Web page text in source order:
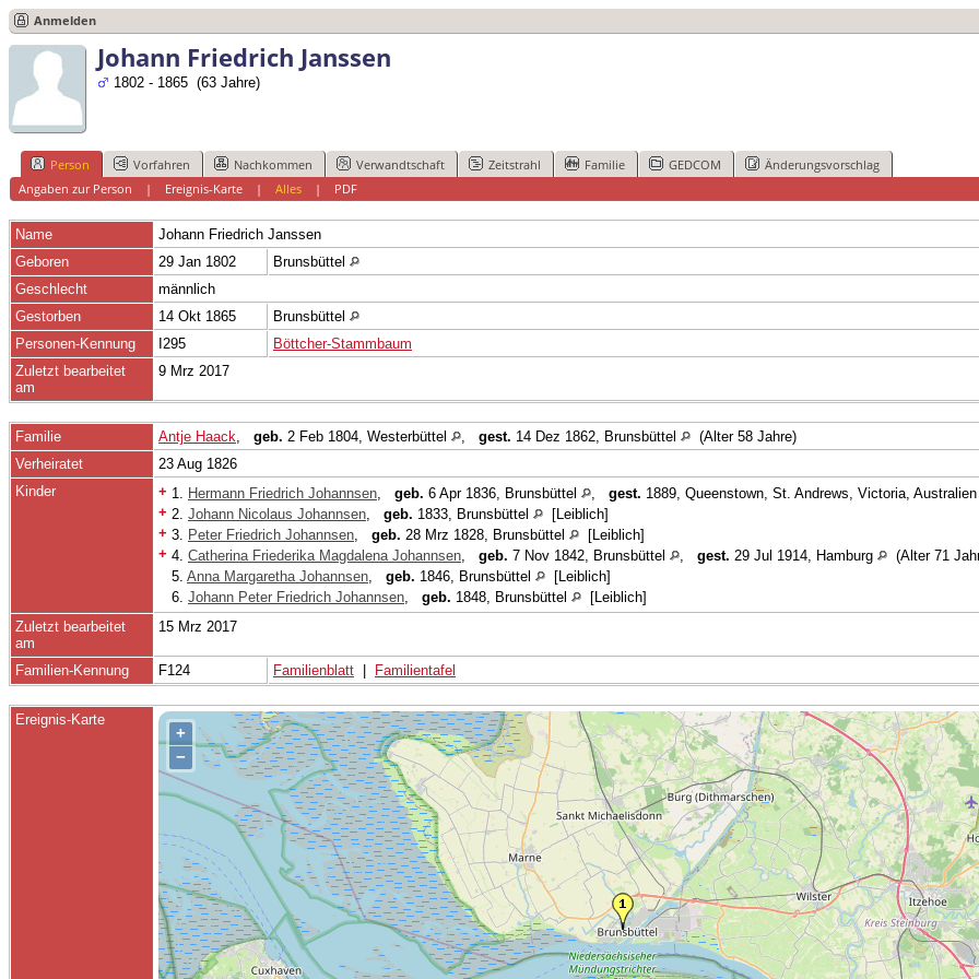
Anmelden
Johann Friedrich Janssen
1802 - 1865 (63 Jahre)
Person Vorfahren Nachkommen Verwandtschaft Zeitstrahl Familie GEDCOM
Änderungsvorschlag
Angaben zur Person | Ereignis-Karte| Alles| PDF
Name Johann Friedrich Janssen
Geboren
29 Jan 1802
Brunsbüttel
Geschlecht
männlich
Gestorben
14 Okt 1865
Brunsbüttel
Personen-Kennung
I295
Böttcher-Stammbaum
Zuletzt bearbeitet
am
9 Mrz 2017
Familie Antje Haack, geb. 2 Feb 1804, Westerbüttel , gest. 14 Dez 1862, Brunsbüttel
(Alter 58 Jahre)
Verheiratet
23 Aug 1826
Kinder
+ 1. Hermann Friedrich Johannsen, geb. 6 Apr 1836, Brunsbüttel , gest. 1889, Queenstown, St. Andrews, Victoria, Australien
+ 2. Johann Nicolaus Johannsen, geb. 1833, Brunsbüttel
[Leiblich]
+ 3. Peter Friedrich Johannsen, geb. 28 Mrz 1828, Brunsbüttel
[Leiblich]
+ 4. Catherina Friederika Magdalena Johannsen, geb. 7 Nov 1842, Brunsbüttel , gest. 29 Jul 1914, Hamburg
(Alter 71
5. Anna Margaretha Johannsen, geb. 1846, Brunsbüttel
[Leiblich]
6. Johann Peter Friedrich Johannsen, geb. 1848, Brunsbüttel
[Leiblich]
Zuletzt bearbeitet
am
15 Mrz 2017
Familien-Kennung F124 Familienblatt Familientafel
Ereignis-Karte
+
−